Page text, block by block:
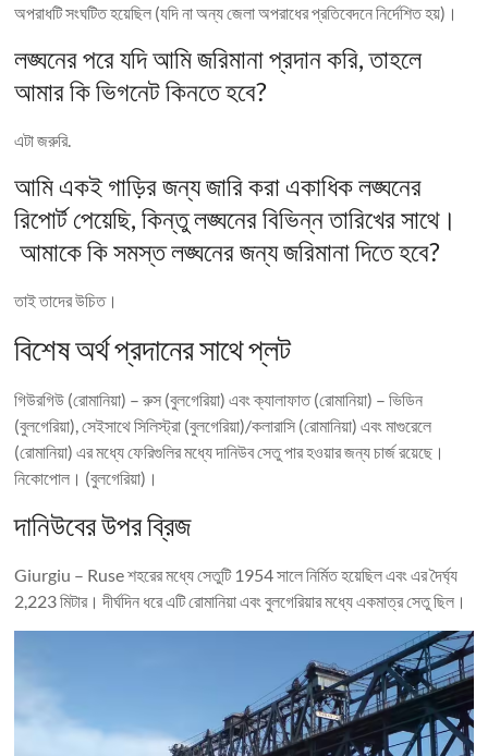
অপরাধটি সংঘটিত হয়েছিল (যদি না অন্য জেলা অপরাধের প্রতিবেদনে নির্দেশিত হয়)।
লঙ্ঘনের পরে যদি আমি জরিমানা প্রদান করি, তাহলে
আমার কি ভিগনেট কিনতে হবে?
এটা জরুরি.
আমি একই গাড়ির জন্য জারি করা একাধিক লঙ্ঘনের
রিপোর্ট পেয়েছি, কিন্তু লঙ্ঘনের বিভিন্ন তারিখের সাথে।
আমাকে কি সমস্ত লঙ্ঘনের জন্য জরিমানা দিতে হবে?
তাই তাদের উচিত।
বিশেষ অর্থ প্রদানের সাথে প্লট
গিউরগিউ (রোমানিয়া) – রুস (বুলগেরিয়া) এবং ক্যালাফাত (রোমানিয়া) – ভিডিন
(বুলগেরিয়া), সেইসাথে সিলিস্ট্রা (বুলগেরিয়া)/কলারাসি (রোমানিয়া) এবং মাগুরেলে
(রোমানিয়া) এর মধ্যে ফেরিগুলির মধ্যে দানিউব সেতু পার হওয়ার জন্য চার্জ রয়েছে।
নিকোপোল। (বুলগেরিয়া)।
দানিউবের উপর ব্রিজ
Giurgiu – Ruse শহরের মধ্যে সেতুটি 1954 সালে নির্মিত হয়েছিল এবং এর দৈর্ঘ্য
2,223 মিটার। দীর্ঘদিন ধরে এটি রোমানিয়া এবং বুলগেরিয়ার মধ্যে একমাত্র সেতু ছিল।